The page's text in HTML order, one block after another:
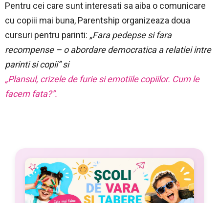
Pentru cei care sunt interesati sa aiba o comunicare
cu copiii mai buna, Parentship organizeaza doua
cursuri pentru parinti: „Fara pedepse si fara
recompense – o abordare democratica a relatiei intre
parinti si copii” si
„Plansul, crizele de furie si emotiile copiilor. Cum le
facem fata?”.